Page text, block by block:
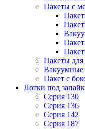
Пакеты с
Пакеты для
Вакуумные
Пакет с
Лотки под
Серия 130
Серия 136
Серия 142
Серия 187